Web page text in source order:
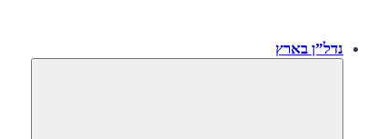
נדל”ן בארץ